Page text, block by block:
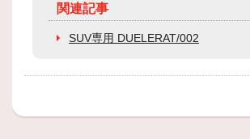
関連記事
SUV専用 DUELERAT/002